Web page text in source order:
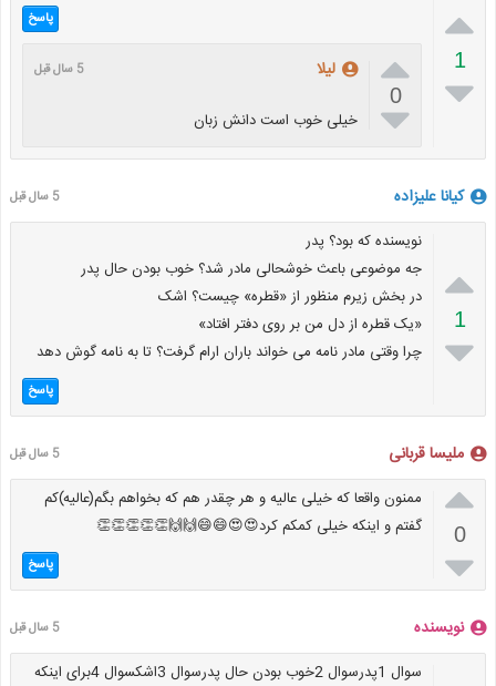

1

پاسخ

0

لیلا 5 سال قبل
خیلی خوب است دانش زبان
کیانا علیزاده 5 سال قبل

1

نویسنده که بود؟ پدر
جه موضوعی باعث خوشحالی مادر شد؟ خوب بودن حال پدر
در بخش زیرم منظور از «قطره» چیست؟ اشک
«یک قطره از دل من بر روی دفتر افتاد»
چرا وقتی مادر نامه می خواند باران ارام گرفت؟ تا به نامه گوش دهد
پاسخ
ملیسا قربانی 5 سال قبل

0

ممنون واقعا که خیلی عالیه و هر چقدر هم که بخواهم بگم(عالیه)کم
گفتم و اینکه خیلی کمکم کرد😍😍😄😄🙌🙌👏👏👏👏👏
پاسخ
نویسنده 5 سال قبل
سوال 1پدرسوال 2خوب بودن حال پدرسوال 3اشکسوال 4برای اینکه